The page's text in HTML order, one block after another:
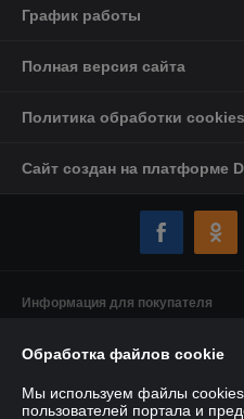
График работы
Полная версия сайта
Политика обработки cookies
Сайт создан на платформе
Информация для покупателя
предприниматель Якушенко Виктор
Регистрационный номер ЕГР:
Обработка файлов cookie
Мы используем файлы cookies
пользователей портала и